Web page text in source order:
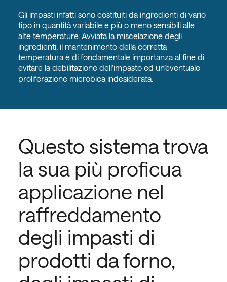
Gli impasti infatti sono costituiti da ingredienti di vario
tipo in quantità variabile e più o meno sensibili alle
alte temperature. Avviata la miscelazione degli
ingredienti, il mantenimento della corretta
temperatura è di fondamentale importanza al fine di
evitare la debilitazione dell’impasto ed un’eventuale
proliferazione microbica indesiderata.
Questo sistema trova
la sua più proficua
applicazione nel
raffreddamento
degli impasti di
prodotti da forno,